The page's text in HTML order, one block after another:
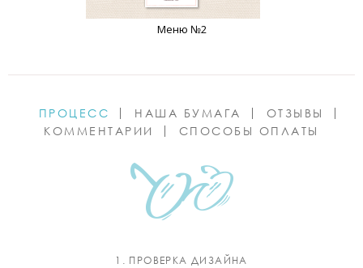
Меню №2
ПРОЦЕСС НАША БУМАГА
ОТЗЫВЫ
КОММЕНТАРИИ
СПОСОБЫ ОПЛАТЫ
1. ПРОВЕРКА ДИЗАЙНА